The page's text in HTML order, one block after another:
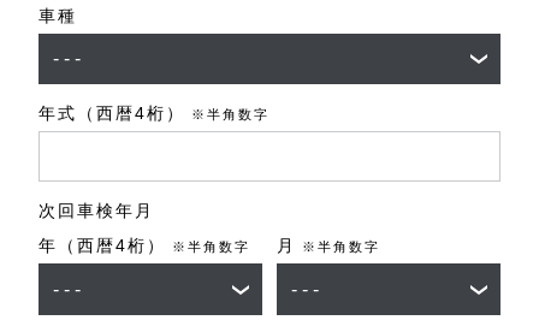
車種
年式（西暦4桁） ※半角数字
次回車検年月
年（西暦4桁）
※半角数字 月 ※半角数字